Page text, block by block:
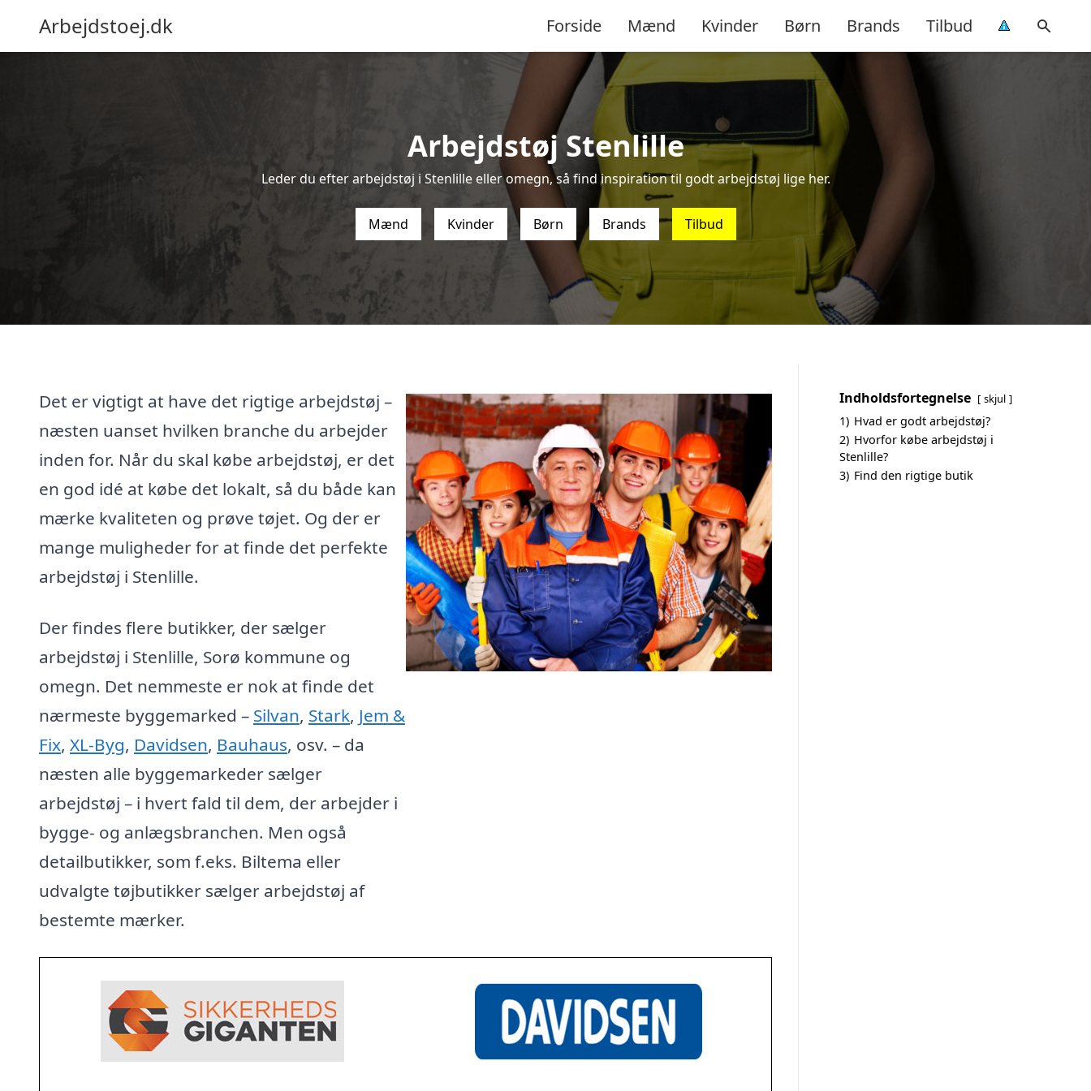
Arbejdstoej.dk Forside Mænd Kvinder Børn Brands Tilbud
Arbejdstøj Stenlille
Leder du efter arbejdstøj i Stenlille eller omegn, så find inspiration til godt arbejdstøj lige her.
Mænd Kvinder Børn Brands Tilbud
Det er vigtigt at have det rigtige arbejdstøj –
næsten uanset hvilken branche du arbejder
inden for. Når du skal købe arbejdstøj, er det
en god idé at købe det lokalt, så du både kan
mærke kvaliteten og prøve tøjet. Og der er
mange muligheder for at finde det perfekte
arbejdstøj i Stenlille.
Der findes flere butikker, der sælger
arbejdstøj i Stenlille, Sorø kommune og
omegn. Det nemmeste er nok at finde det
nærmeste byggemarked – Silvan, Stark, Jem &
Fix, XL-Byg, Davidsen, Bauhaus, osv. – da
næsten alle byggemarkeder sælger
arbejdstøj – i hvert fald til dem, der arbejder i
bygge- og anlægsbranchen. Men også
detailbutikker, som f.eks. Biltema eller
udvalgte tøjbutikker sælger arbejdstøj af
bestemte mærker.
Indholdsfortegnelse skjul
1) Hvad er godt arbejdstøj?
2) Hvorfor købe arbejdstøj i
Stenlille?
3) Find den rigtige butik